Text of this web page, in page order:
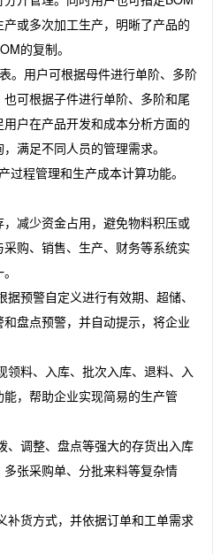
或多次加工生产，明晰了产品的
的复制。
用户可根据母件进行单阶、多阶
可根据子件进行单阶、多阶和尾
户在产品开发和成本分析方面的
满足不同人员的管理需求。
程管理和生产成本计算功能。
减少资金占用，避免物料积压或
购、销售、生产、财务等系统实
预警自定义进行有效期、超储、
盘点预警，并自动提示，将企业
料、入库、批次入库、退料、入
，帮助企业实现简易的生产管
调整、盘点等强大的存货出入库
张采购单、分批来料等复杂情
货方式，并依据订单和工单需求